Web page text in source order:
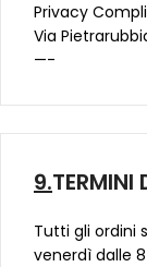
Privacy
Via
—-
9.TERMINI
Tutti gli ordini
venerdì dalle